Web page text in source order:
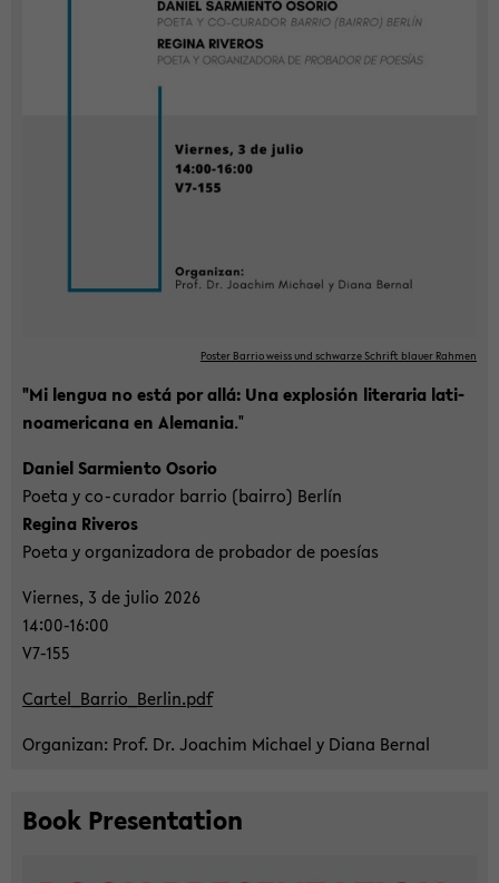
Pos­ter Bar­rio weiss und schwar­ze Schrift blau­er Rah­men
"Mi len­gua no está por allá: Una ex­plo­sión li­te­ra­ria la­ti­
no­ame­ri­ca­na en Ale­ma­nia."
Da­ni­el Sar­mi­en­to Oso­rio
Poeta y co-​curador bar­rio (bair­ro) Berlín
Re­gi­na Ri­ver­os
Poeta y or­ga­niz­ado­ra de pro­ba­dor de poesías
Vier­nes, 3 de julio 2026
14:00-16:00
V7-​155
Car­tel_Bar­ri­o_Ber­lin.pdf
Or­ga­ni­z­an: Prof. Dr. Joa­chim Mi­cha­el y Diana Ber­nal
Book Pre­sen­ta­ti­on